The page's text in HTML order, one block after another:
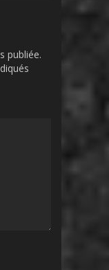
publiée.